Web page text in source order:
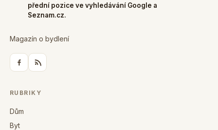
přední pozice ve vyhledávání Google a
Seznam.cz.
Magazín o bydlení
RUBRIKY
Dům
Byt